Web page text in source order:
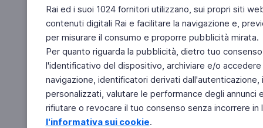
Rai ed i suoi 1024 fornitori utilizzano, sui propri siti
contenuti digitali Rai e facilitare la navigazione e,
per misurare il consumo e proporre pubblicità mirata.
Per quanto riguarda la pubblicità, dietro tuo
l'identificativo del dispositivo, archiviare e/o
navigazione, identificatori derivati
personalizzati, valutare le performance degli
rifiutare o revocare il tuo consenso senza incorrere
l'informativa sui cookie.